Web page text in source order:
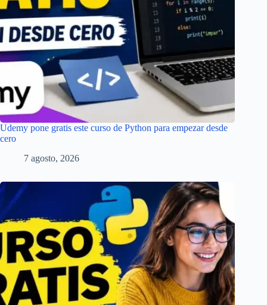
Udemy pone gratis este curso de Python para empezar desde
cero
7 agosto, 2026